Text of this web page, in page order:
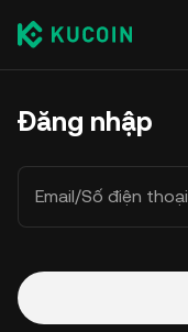
Đăng nhập
Email/Số điện thoại